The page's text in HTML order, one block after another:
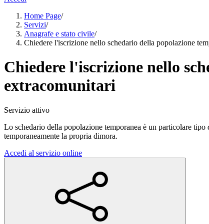
Home Page/
Servizi/
Anagrafe e stato civile/
Chiedere l'iscrizione nello schedario della popolazione
Chiedere l'iscrizione nello
extracomunitari
Servizio attivo
Lo schedario della popolazione temporanea è un particolare
temporaneamente la propria dimora.
Accedi al servizio online